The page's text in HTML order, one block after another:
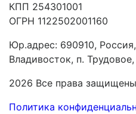
КПП 254301001
ОГРН 1122502001160
Юр.адрес: 690910,
Владивосток, п.
2026 Все права
Политика